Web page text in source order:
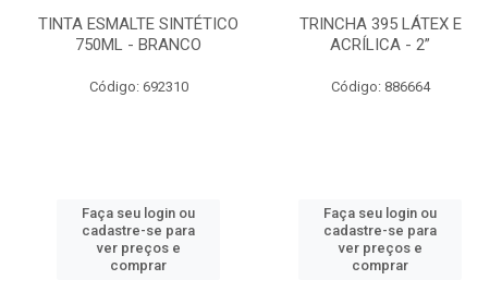
TINTA ESMALTE SINTÉTICO
750ML - BRANCO
Código: 692310
Faça seu login ou
cadastre-se para
ver preços e
comprar
TRINCHA 395 LÁTEX E
ACRÍLICA - 2”
Código: 886664
Faça seu login ou
cadastre-se para
ver preços e
comprar